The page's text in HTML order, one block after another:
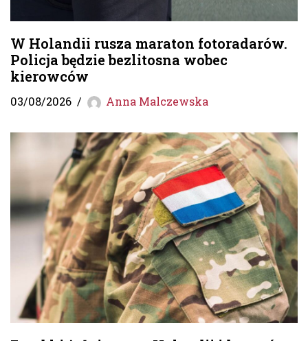
W Holandii rusza maraton fotoradarów.
Policja będzie bezlitosna wobec
kierowców
03/08/2026 Anna Malczewska